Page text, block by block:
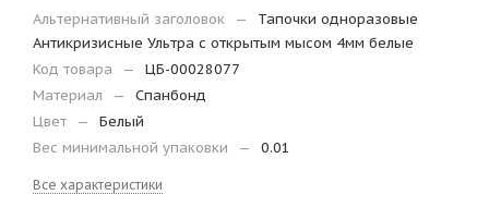
Альтернативный заголовок —
Тапочки одноразовые
Антикризисные Ультра с открытым мысом 4мм белые
Код товара
—
ЦБ-00028077
Материал
—
Спанбонд
Цвет
—
Белый
Вес минимальной упаковки
— 0.01
Все характеристики